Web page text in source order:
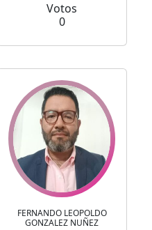
Votos
0
FERNANDO LEOPOLDO
GONZALEZ NUÑEZ